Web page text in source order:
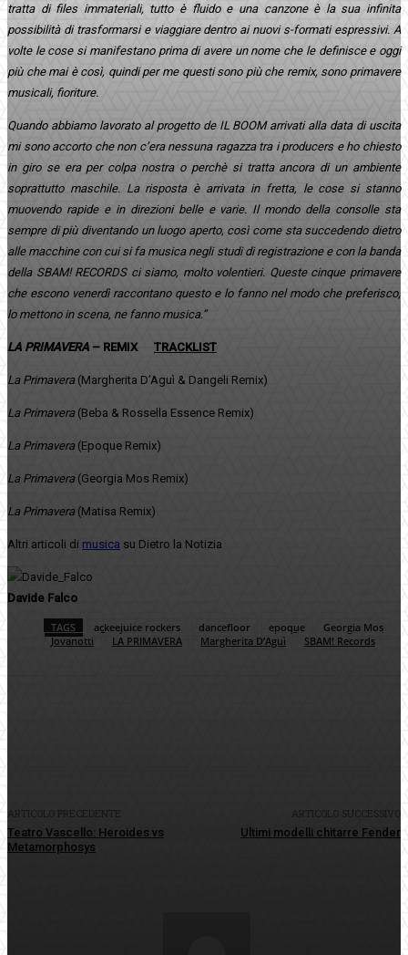
tratta di files immateriali, tutto è fluido e una canzone è la sua infinita
possibilità di trasformarsi e viaggiare dentro ai nuovi s-formati espressivi. A
volte le cose si manifestano prima di avere un nome che le definisce e oggi
più che mai è così, quindi per me questi sono più che remix, sono primavere
musicali, fioriture.
Quando abbiamo lavorato al progetto de IL BOOM arrivati alla data di uscita
mi sono accorto che non c’era nessuna ragazza tra i producers e ho chiesto
in giro se era per colpa nostra o perchè si tratta ancora di un ambiente
soprattutto maschile. La risposta è arrivata in fretta, le cose si stanno
muovendo rapide e in direzioni belle e varie. Il mondo della consolle sta
sempre di più diventando un luogo aperto, così come sta succedendo dietro
alle macchine con cui si fa musica negli studi di registrazione e con la banda
della SBAM! RECORDS ci siamo, molto volentieri. Queste cinque primavere
che escono venerdì raccontano questo e lo fanno nel modo che preferisco,
lo mettono in scena, ne fanno musica.”
LA PRIMAVERA – REMIX TRACKLIST
La Primavera(Margherita D’Aguì & Dangeli Remix)
La Primavera(Beba & Rossella Essence Remix)
La Primavera(Epoque Remix)
La Primavera(Georgia Mos Remix)
La Primavera(Matisa Remix)
Altri articoli di musica su Dietro la Notizia
Davide Falco
TAGS ackeejuice rockers dancefloor epoque
Georgia Mos
Jovanotti
LA PRIMAVERA Margherita D’Aguì SBAM! Records
ARTICOLO PRECEDENTE
Teatro Vascello: Heroides vs
Metamorphosys
ARTICOLO SUCCESSIVO
Ultimi modelli chitarre Fender